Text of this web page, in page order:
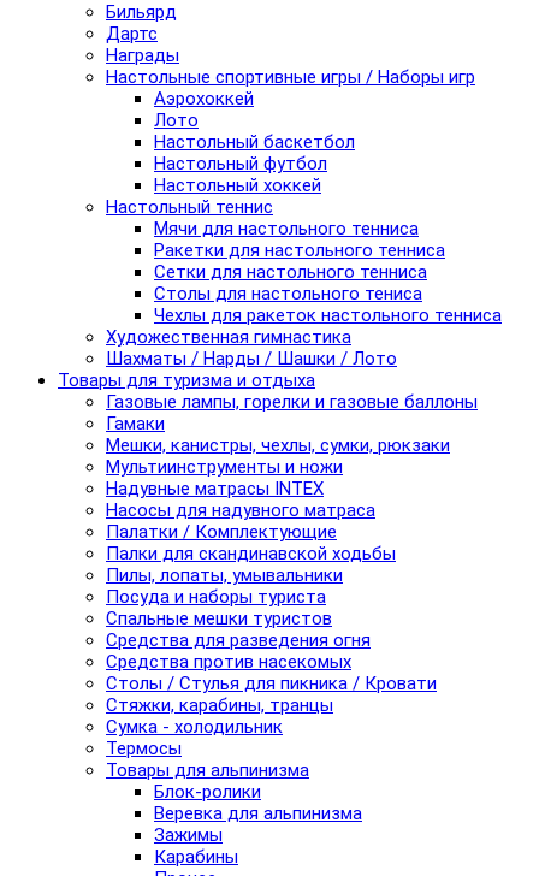
Бильярд
Дартс
Награды
Настольные спортивные игры / Наборы игр
Аэрохоккей
Лото
Настольный баскетбол
Настольный футбол
Настольный хоккей
Настольный теннис
Мячи для настольного тенниса
Ракетки для настольного тенниса
Сетки для настольного тенниса
Столы для настольного тениса
Чехлы для ракеток настольного тенниса
Художественная гимнастика
Шахматы / Нарды / Шашки / Лото
Товары для туризма и отдыха
Газовые лампы, горелки и газовые баллоны
Гамаки
Мешки, канистры, чехлы, сумки, рюкзаки
Мультиинструменты и ножи
Надувные матрасы INTEX
Насосы для надувного матраса
Палатки / Комплектующие
Палки для скандинавской ходьбы
Пилы, лопаты, умывальники
Посуда и наборы туриста
Спальные мешки туристов
Средства для разведения огня
Средства против насекомых
Столы / Стулья для пикника / Кровати
Стяжки, карабины, транцы
Сумка - холодильник
Термосы
Товары для альпинизма
Блок-ролики
Веревка для альпинизма
Зажимы
Карабины